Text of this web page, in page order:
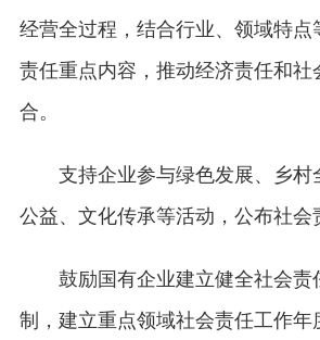
经营全过程，结合行业、领域特点
责任重点内容，推动经济责任和社
合。
支持企业参与绿色发展、乡村
公益、文化传承等活动，公布社会
鼓励国有企业建立健全社会责
制，建立重点领域社会责任工作年